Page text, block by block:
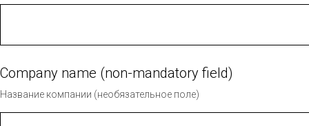
Company name (non-mandatory field)
Название компании (необязательное поле)